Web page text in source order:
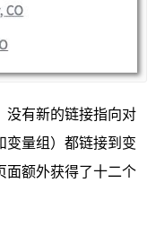
没有新的链接指向对
变量组）都链接到变
面额外获得了十二个